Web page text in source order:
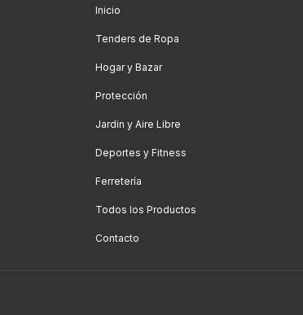
Inicio
Tenders de Ropa
Hogar y Bazar
Protección
Jardin y Aire Libre
Deportes y Fitness
Ferretería
Todos los Productos
Contacto